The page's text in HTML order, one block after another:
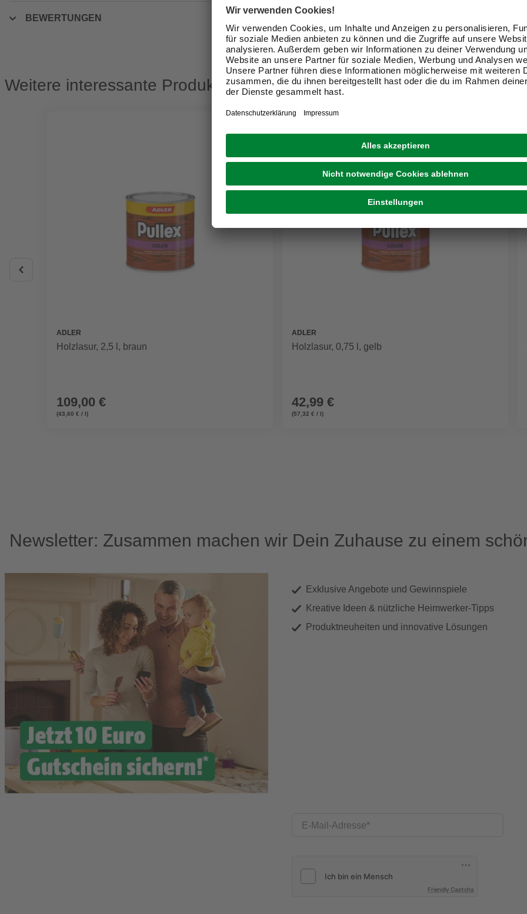
BEWERTUNGEN
Weitere interessante Produkte
ADLER
Holzlasur, 2,5 l, braun
109,00 €
(43,60 € / l)
ADLER
Holzlasur, 0,75 l, gelb
42,99 €
(57,32 € / l)
Newsletter: Zusammen machen wir Dein Zuhause zu einem
Exklusive Angebote und Gewinnspiele
Kreative Ideen & nützliche Heimwerker-Tipps
Produktneuheiten und innovative Lösungen
E-Mail-Adresse
Friendly Captcha